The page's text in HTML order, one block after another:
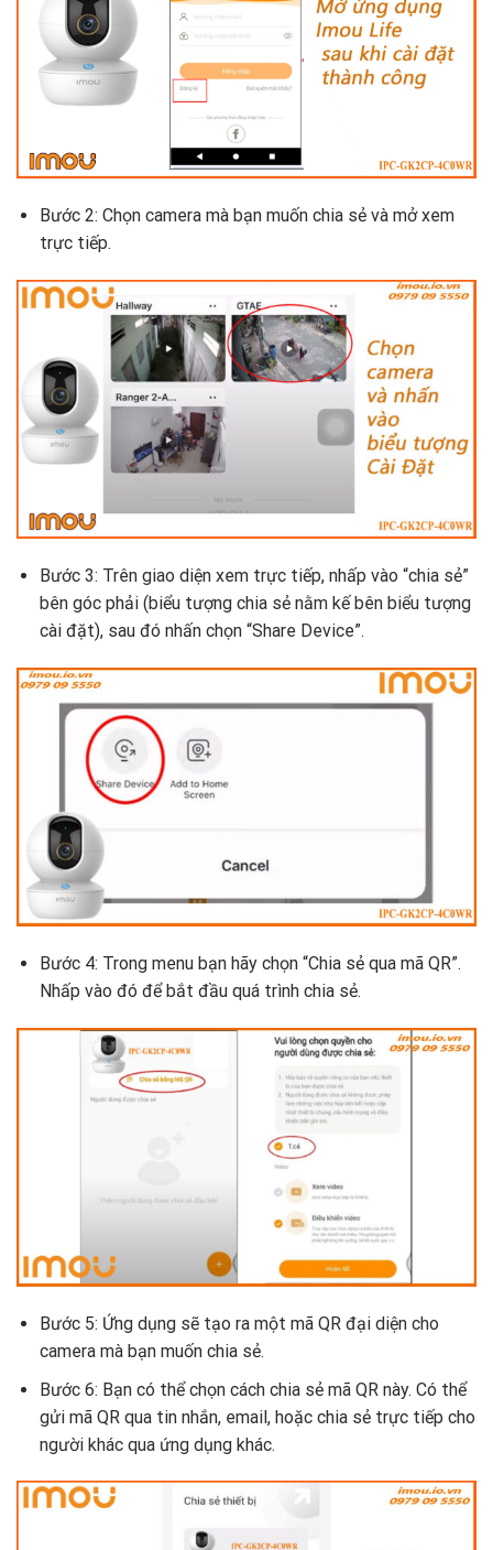
Bước 2: Chọn camera mà bạn muốn chia sẻ và mở xem
trực tiếp.
Bước 3: Trên giao diện xem trực tiếp, nhấp vào “chia sẻ”
bên góc phải (biểu tượng chia sẻ nằm kế bên biểu tượng
cài đặt), sau đó nhấn chọn “Share Device”.
Bước 4: Trong menu bạn hãy chọn “Chia sẻ qua mã QR”.
Nhấp vào đó để bắt đầu quá trình chia sẻ.
Bước 5: Ứng dụng sẽ tạo ra một mã QR đại diện cho
camera mà bạn muốn chia sẻ.
Bước 6: Bạn có thể chọn cách chia sẻ mã QR này. Có thể
gửi mã QR qua tin nhắn, email, hoặc chia sẻ trực tiếp cho
người khác qua ứng dụng khác.